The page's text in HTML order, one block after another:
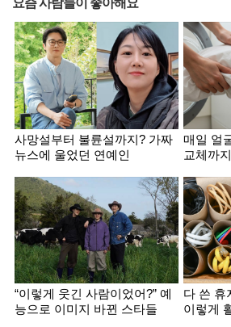
사망설부터 불륜설까지? 가짜
뉴스에 울었던 연예인
매일 얼
교체까
“이렇게 웃긴 사람이었어?” 예
능으로 이미지 바뀐 스타들
다 쓴 휴
이렇게